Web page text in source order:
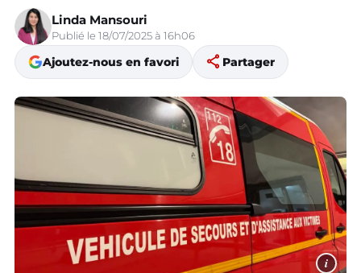
Linda Mansouri
Publié le 18/07/2025 à 16h06
Ajoutez-nous en favori share Partager
i